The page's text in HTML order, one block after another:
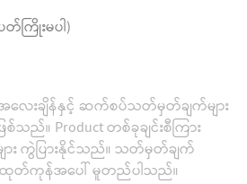
တ်ကြိုးမပါ)
ေးချိန်နှင့် ဆက်စပ်သတ်မှတ်ချက်များ
သည်။ Product တစ်ခုချင်းစီကြား
ကွဲပြားနိုင်သည်။ သတ်မှတ်ချက်
တ်ကုန်အပေါ် မူတည်ပါသည်။